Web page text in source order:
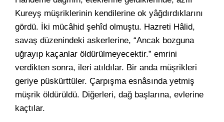
Kureyş müşriklerinin kendilerine ok yâğdırdıklarını
gördü. İki mücâhid şehîd olmuştu. Hazreti Hâlid,
savaş düzenindeki askerlerine, “Ancak bozguna
uğrayıp kaçanlar öldürülmeyecektir.” emrini
verdikten sonra, ileri atıldılar. Bir anda müşrikleri
geriye püskürttüler. Çarpışma esnâsında yetmiş
müşrik öldürüldü. Diğerleri, dağ başlarına, evlerine
kaçtılar.